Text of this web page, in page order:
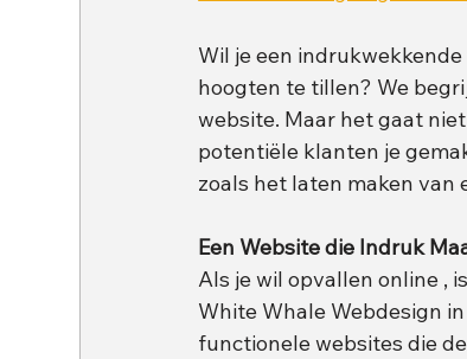
Wil je een
hoogten te tillen? We
website. Maar het gaat
potentiële klanten je
zoals het laten maken van
Een Website die Indruk
Als je wil opvallen online ,
White Whale Webdesign
functionele websites die